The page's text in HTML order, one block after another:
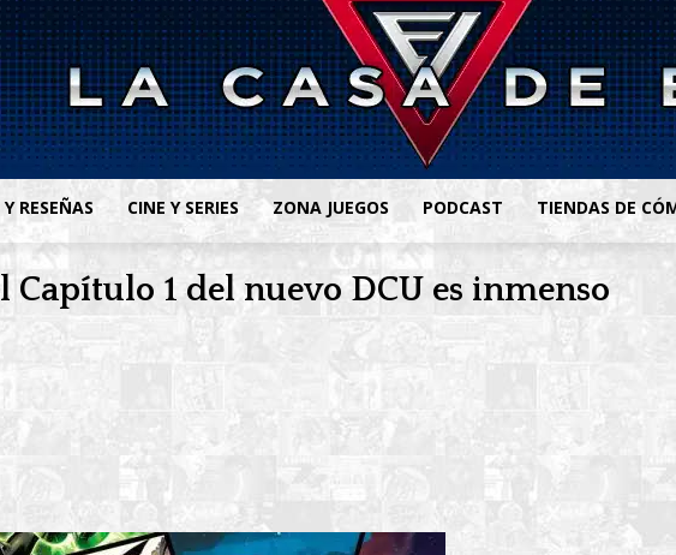
RESEÑAS CINE Y SERIES ZONA JUEGOS PODCAST TIENDAS DE
Capítulo 1 del nuevo DCU es inmenso